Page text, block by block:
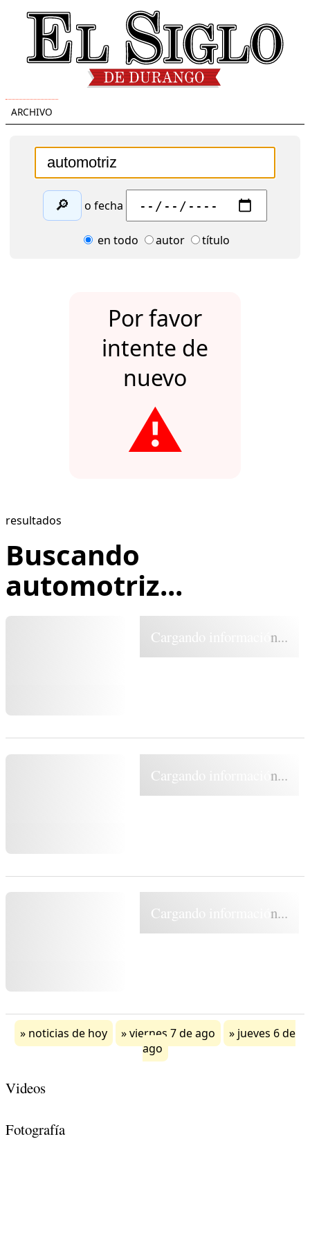
ARCHIVO
🔎 o fecha
en todo autor título
Por favor
intente de
nuevo
⚠️
resultados
Buscando
automotriz...
Cargando información...
Cargando información...
Cargando información...
noticias de hoy viernes 7 de ago
jueves 6 de
ago
Videos
Fotografía